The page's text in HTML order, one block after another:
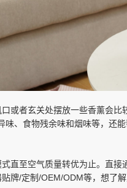
或者玄关处摆放一些香薰会
、食物残余味和烟味等，还
直至空气质量转优为止。直
牌/定制/OEM/ODM等，想了